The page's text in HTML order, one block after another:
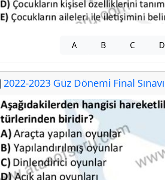
A B C D
2022-2023 Güz Dönemi Final Sınavı